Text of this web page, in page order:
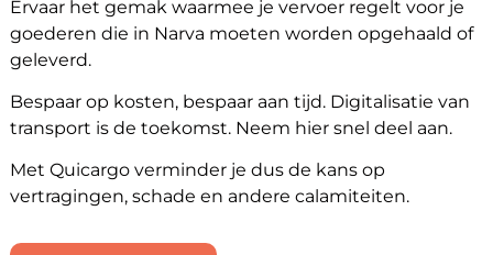
Ervaar het gemak waarmee je vervoer regelt voor je
goederen die in Narva moeten worden opgehaald of
geleverd.
Bespaar op kosten, bespaar aan tijd. Digitalisatie van
transport is de toekomst. Neem hier snel deel aan.
Met Quicargo verminder je dus de kans op
vertragingen, schade en andere calamiteiten.